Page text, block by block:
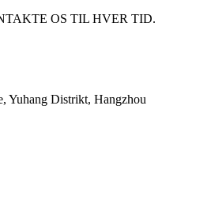
OS TIL HVER TID.
Yuhang Distrikt, Hangzhou